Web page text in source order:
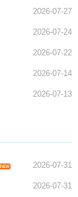
2026-07-27
2026-07-24
2026-07-22
2026-07-14
2026-07-13
2026-07-31
2026-07-31